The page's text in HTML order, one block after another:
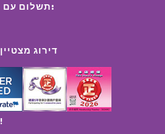
דירוג מצטיין
9.0 מתוך 10!
תשלום עם: